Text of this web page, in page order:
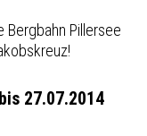
Bergbahn Pillersee
27.07.2014